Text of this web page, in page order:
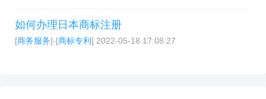
如何办理日本商标注册
[商务服务]-[商标专利 ] 2022-05-18 17:08:27